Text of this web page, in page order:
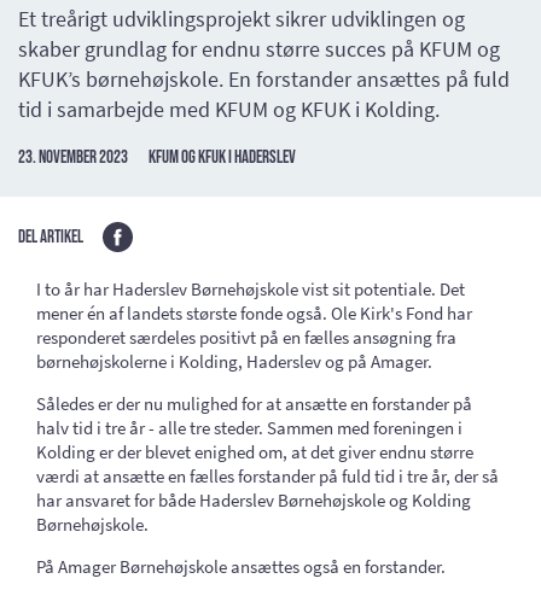
Del artikel
Et treårigt udviklingsprojekt sikrer udviklingen og
skaber grundlag for endnu større succes på KFUM og
KFUK’s børnehøjskole. En forstander ansættes på fuld
tid i samarbejde med KFUM og KFUK i Kolding.
23. november 2023 KFUM og KFUK i Haderslev
I to år har Haderslev Børnehøjskole vist sit potentiale. Det
mener én af landets største fonde også. Ole Kirk's Fond har
responderet særdeles positivt på en fælles ansøgning fra
børnehøjskolerne i Kolding, Haderslev og på Amager.
Således er der nu mulighed for at ansætte en forstander på
halv tid i tre år - alle tre steder. Sammen med foreningen i
Kolding er der blevet enighed om, at det giver endnu større
værdi at ansætte en fælles forstander på fuld tid i tre år, der så
har ansvaret for både Haderslev Børnehøjskole og Kolding
Børnehøjskole.
På Amager Børnehøjskole ansættes også en forstander.